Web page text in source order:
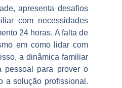
apresenta desafios
com necessidades
24 horas. A falta de
em como lidar com
a dinâmica familiar
pessoal para prover o
a solução profissional.